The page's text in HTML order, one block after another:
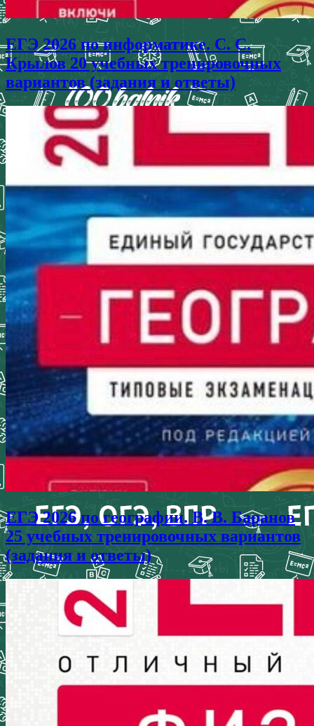
ЕГЭ 2026 по информатике. С. С.
Крылов 20 учебных тренировочных
вариантов (задания и ответы)
ЕГЭ 2026 по географии. В. В. Баранов
25 учебных тренировочных вариантов
(задания и ответы)